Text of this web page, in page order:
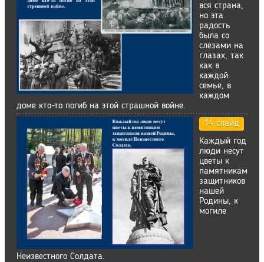
вся страна,
но эта
радость
была со
слезами на
глазах, так
как в
каждой
семье, в
каждом
доме кто-то погиб на этой страшной войне.
14 слайд
Каждый год
люди несут
цветы к
памятникам
защитников
нашей
Родины, к
могиле
Неизвестного Солдата.